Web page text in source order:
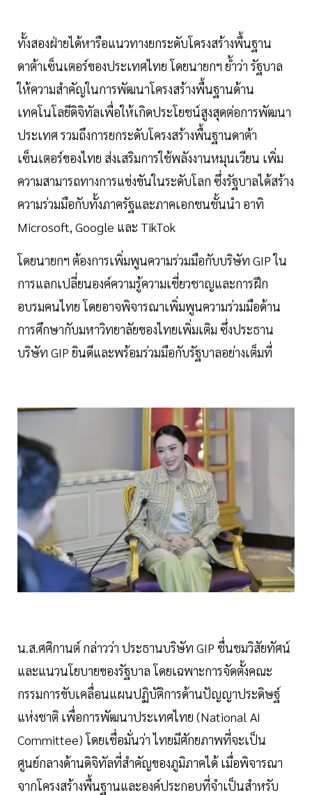
ทั้งสองฝ่ายได้หารือแนวทางยกระดับโครงสร้างพื้นฐาน
ดาต้าเซ็นเตอร์ของประเทศไทย โดยนายกฯ ย้ำว่า รัฐบาล
ให้ความสำคัญในการพัฒนาโครงสร้างพื้นฐานด้าน
เทคโนโลยีดิจิทัลเพื่อให้เกิดประโยชน์สูงสุดต่อการพัฒนา
ประเทศ รวมถึงการยกระดับโครงสร้างพื้นฐานดาต้า
เซ็นเตอร์ของไทย ส่งเสริมการใช้พลังงานหมุนเวียน เพิ่ม
ความสามารถทางการแข่งขันในระดับโลก ซึ่งรัฐบาลได้สร้าง
ความร่วมมือกับทั้งภาครัฐและภาคเอกชนชั้นนำ อาทิ
Microsoft, Google และ TikTok
โดยนายกฯ ต้องการเพิ่มพูนความร่วมมือกับบริษัท GIP ใน
การแลกเปลี่ยนองค์ความรู้ความเชี่ยวชาญและการฝึก
อบรมคนไทย โดยอาจพิจารณาเพิ่มพูนความร่วมมือด้าน
การศึกษากับมหาวิทยาลัยของไทยเพิ่มเติม ซึ่งประธาน
บริษัท GIP ยินดีและพร้อมร่วมมือกับรัฐบาลอย่างเต็มที่
น.ส.ศศิกานต์ กล่าวว่า ประธานบริษัท GIP ชื่นชมวิสัยทัศน์
และแนวนโยบายของรัฐบาล โดยเฉพาะการจัดตั้งคณะ
กรรมการขับเคลื่อนแผนปฏิบัติการด้านปัญญาประดิษฐ์
แห่งชาติ เพื่อการพัฒนาประเทศไทย (National AI
Committee) โดยเชื่อมั่นว่า ไทยมีศักยภาพที่จะเป็น
ศูนย์กลางด้านดิจิทัลที่สำคัญของภูมิภาคได้ เมื่อพิจารณา
จากโครงสร้างพื้นฐานและองค์ประกอบที่จำเป็นสำหรับ